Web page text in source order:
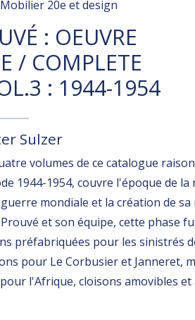
Mobilier 20e et design
: OEUVRE
/ COMPLETE
: 1944-1954
Sulzer
volumes de ce catalogue
1944-1954, couvre l'époque de
mondiale et la création de
et son équipe, cette phase
préfabriquées pour les sinistrés
pour Le Corbusier et Janneret,
l'Afrique, cloisons amovibles et